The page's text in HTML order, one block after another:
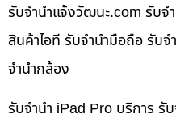
รับจํานําแจ้งวัฒนะ.com รับจ
สินค้าไอที รับจำนำมือถือ รับ
จำนำกล้อง
รับจำนำ iPad Pro บริการ รั